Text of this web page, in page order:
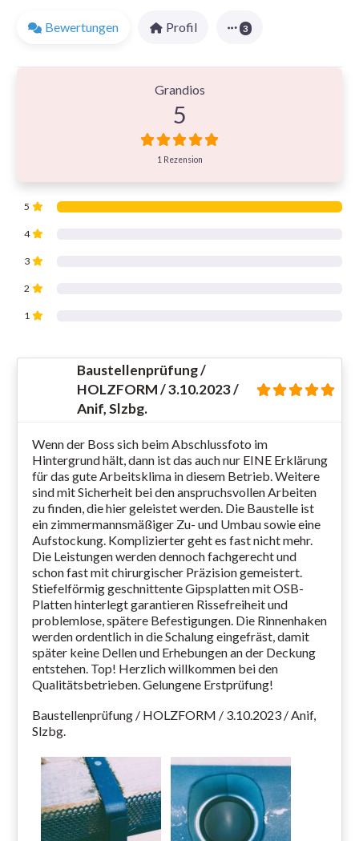
Bewertungen Profil 3
Grandios
5
1 Rezension
5
4
3
2
1
Baustellenprüfung /
HOLZFORM / 3.10.2023 /
Anif, Slzbg.
Wenn der Boss sich beim Abschlussfoto im
Hintergrund hält, dann ist das auch nur EINE Erklärung
für das gute Arbeitsklima in diesem Betrieb. Weitere
sind mit Sicherheit bei den anspruchsvollen Arbeiten
zu finden, die hier geleistet werden. Die Baustelle ist
ein zimmermannsmäßiger Zu- und Umbau sowie eine
Aufstockung. Komplizierter geht es fast nicht mehr.
Die Leistungen werden dennoch fachgerecht und
schon fast mit chirurgischer Präzision gemeistert.
Stiefelförmig geschnittente Gipsplatten mit OSB-
Platten hinterlegt garantieren Rissefreiheit und
problemlose, spätere Befestigungen. Die Rinnenhaken
werden ordentlich in die Schalung eingefräst, damit
später keine Dellen und Erhebungen an der Deckung
entstehen. Top! Herzlich willkommen bei den
Qualitätsbetrieben. Gelungene Erstprüfung!
Baustellenprüfung / HOLZFORM / 3.10.2023 / Anif,
Slzbg.